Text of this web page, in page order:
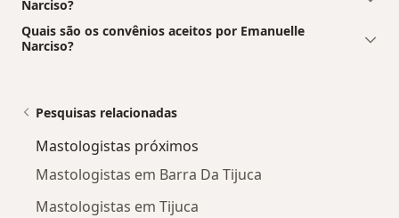
Narciso?
Quais são os convênios aceitos por Emanuelle
Narciso?
Pesquisas relacionadas
Mastologistas próximos
Mastologistas em Barra Da Tijuca
Mastologistas em Tijuca